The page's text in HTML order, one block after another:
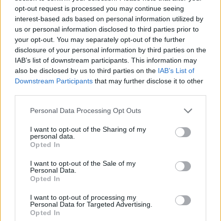
opt-out request is processed you may continue seeing
interest-based ads based on personal information utilized by
us or personal information disclosed to third parties prior to
your opt-out. You may separately opt-out of the further
disclosure of your personal information by third parties on the
IAB’s list of downstream participants. This information may
also be disclosed by us to third parties on the IAB’s List of
Downstream Participants that may further disclose it to other
Personal Data Processing Opt Outs
I want to opt-out of the Sharing of my
personal data.
Opted In
I want to opt-out of the Sale of my
Personal Data.
Opted In
I want to opt-out of processing my
Personal Data for Targeted Advertising.
Opted In
έρχονται σε επαφή με τη φύση και τον εαυτό τους
μέσα από την κινητή βιβλιοθήκητουΚέντρου
Πολιτισμού Ίδρυμα Σταύρος Νιάρχος (ΚΠΙΣΝ)
έφηβοισυναντούν νέους δρόμους αφήγησης
μέσα από το εργαστήριοGraphic Novelμε τη
χρήση νέων τεχνολογιών δια χειρός ΚΠΙΣΝ, ενώ
stand-up comedyπαράσταση με τονΚώστα
Μαλιάτσητούς χαρίζει γέλιο χωρίς να χρειάζεται
να σκρολάρουν αδιάκοπα στο tik tok.
ενήλικες
εμπειριών που συνδέουν γαστρονομία, παράδοση
και σύγχρονη δημιουργία: από το
εργαστήριο ζυθοποίησης «Craft your beer»
τη μαγειρική της